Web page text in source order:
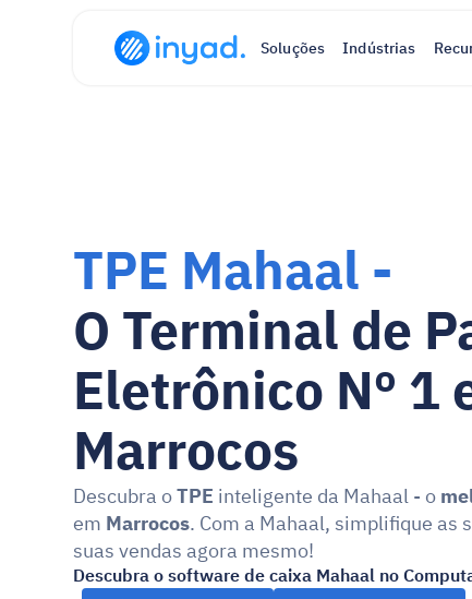
TPE Mahaal -
O Terminal de
Eletrônico Nº 1
Marrocos
Descubra o TPE inteligente da Mahaal - o
em Marrocos. Com a Mahaal, simplifique as
suas vendas agora mesmo!
Descubra o software de caixa Mahaal no
Soluções Indústrias